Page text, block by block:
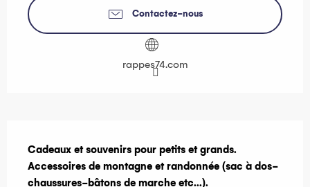
Contactez-nous
rappes74.com
Cadeaux et souvenirs pour petits et grands.
Accessoires de montagne et randonnée (sac à dos-
chaussures-bâtons de marche etc...).